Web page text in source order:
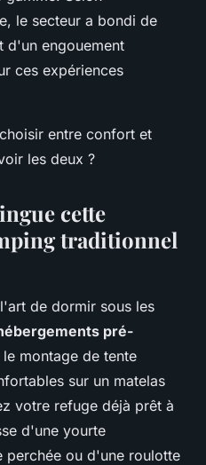
le secteur a bondi de
d'un engouement
ces expériences
entre confort et
les deux ?
cette
traditionnel
de dormir sous les
pré-
montage de tente
sur un matelas
votre refuge déjà prêt à
d'une yourte
perchée ou d'une roulotte